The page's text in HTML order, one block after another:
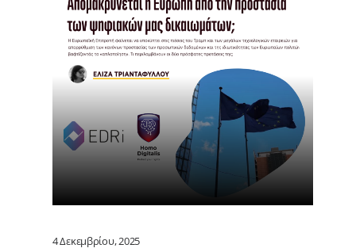
4 Δεκεμβρίου, 2025